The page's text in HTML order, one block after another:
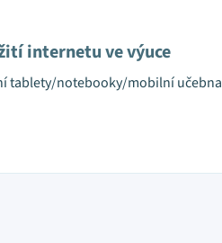
internetu ve výuce
tablety/notebooky/mobilní učebna